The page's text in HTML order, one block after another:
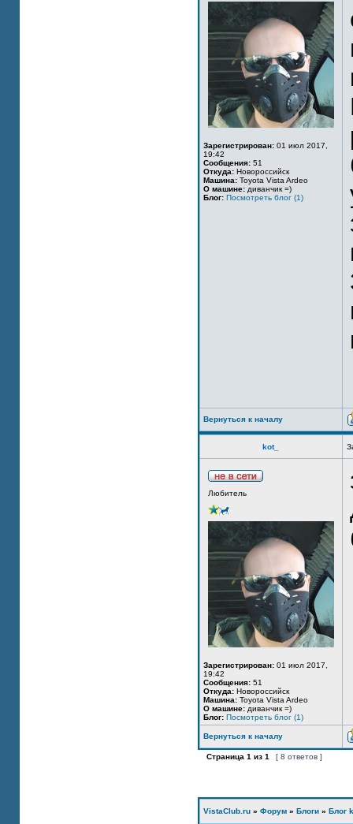
Зарегистрирован: 01 июл 2017,
19:42
Сообщения: 51
Откуда: Новороссийск
Машина: Toyota Vista Ardeo
О машине: диванчик =)
Блог: Посмотреть блог (1)
Вернуться к началу
kot_
Любитель
Зарегистрирован: 01 июл 2017,
19:42
Сообщения: 51
Откуда: Новороссийск
Машина: Toyota Vista Ardeo
О машине: диванчик =)
Блог: Посмотреть блог (1)
Вернуться к началу
Страница 1 из 1 [ 8 ответов ]
VistaClub.ru » Форум » Блоги » Блог